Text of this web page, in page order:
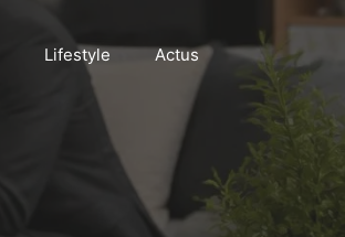
Lifestyle Actus